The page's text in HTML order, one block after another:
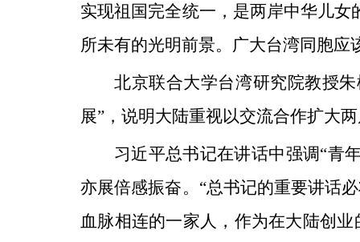
实现祖国完全统一，是两岸中华儿
所未有的光明前景。广大台湾同胞
北京联合大学台湾研究院教授
展”，说明大陆重视以交流合作扩大
习近平总书记在讲话中强调“青
亦展倍感振奋。“总书记的重要讲话
血脉相连的一家人，作为在大陆创